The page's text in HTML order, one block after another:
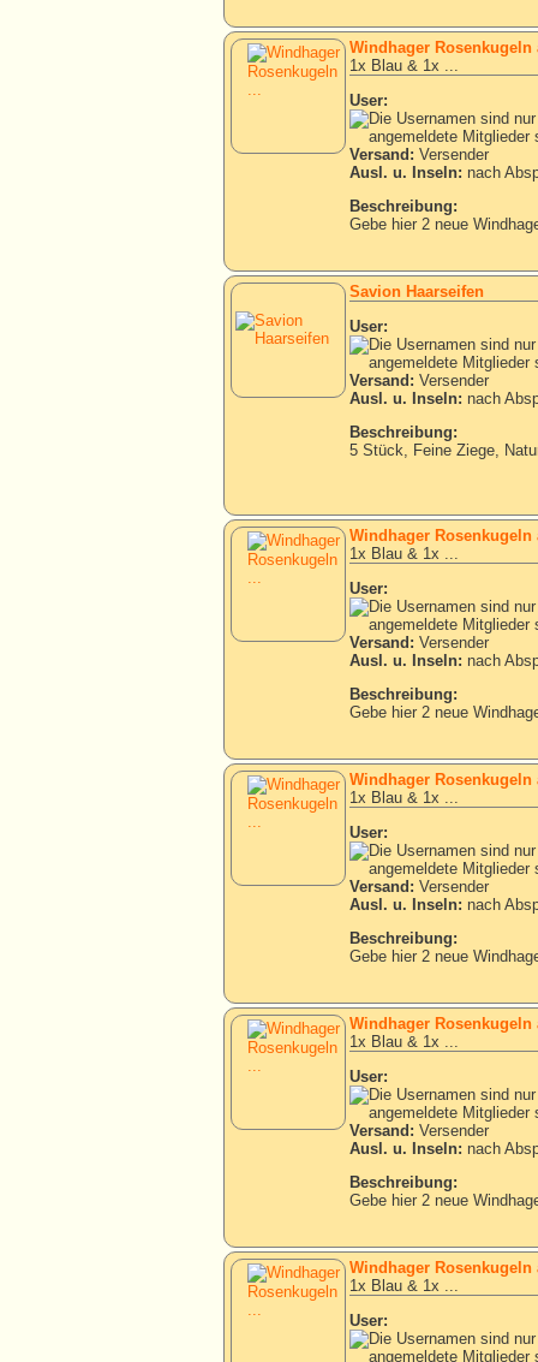
Windhager Rosenkugeln
1x Blau & 1x ...
User:
Versand: Versender
Ausl. u. Inseln: nach
Beschreibung:
Gebe hier 2 neue
Savion Haarseifen
User:
Versand: Versender
Ausl. u. Inseln: nach
Beschreibung:
5 Stück, Feine Ziege,
Windhager Rosenkugeln
1x Blau & 1x ...
User:
Versand: Versender
Ausl. u. Inseln: nach
Beschreibung:
Gebe hier 2 neue
Windhager Rosenkugeln
1x Blau & 1x ...
User:
Versand: Versender
Ausl. u. Inseln: nach
Beschreibung:
Gebe hier 2 neue
Windhager Rosenkugeln
1x Blau & 1x ...
User:
Versand: Versender
Ausl. u. Inseln: nach
Beschreibung:
Gebe hier 2 neue
Windhager Rosenkugeln
1x Blau & 1x ...
User: